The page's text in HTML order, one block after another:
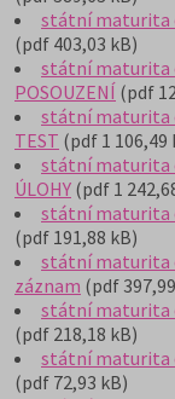
státní maturita
(pdf 403,03 kB)
státní maturita
POSOUZENÍ (pdf
státní maturita
TEST (pdf 1 106,49
státní maturita
ÚLOHY (pdf 1
státní maturita
(pdf 191,88 kB)
státní maturita
záznam (pdf
státní maturita
(pdf 218,18 kB)
státní maturita
(pdf 72,93 kB)